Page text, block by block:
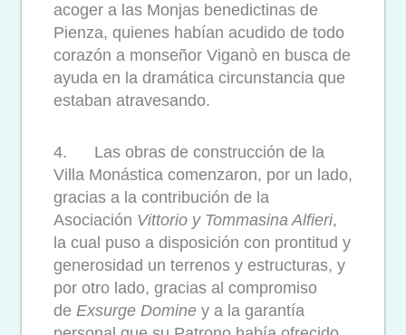
acoger a las Monjas benedictinas de
Pienza, quienes habían acudido de todo
corazón a monseñor Viganò en busca de
ayuda en la dramática circunstancia que
estaban atravesando.
4. Las obras de construcción de la
Villa Monástica comenzaron, por un lado,
gracias a la contribución de la
Asociación Vittorio y Tommasina Alfieri,
la cual puso a disposición con prontitud y
generosidad un terrenos y estructuras, y
por otro lado, gracias al compromiso
de Exsurge Domine y a la garantía